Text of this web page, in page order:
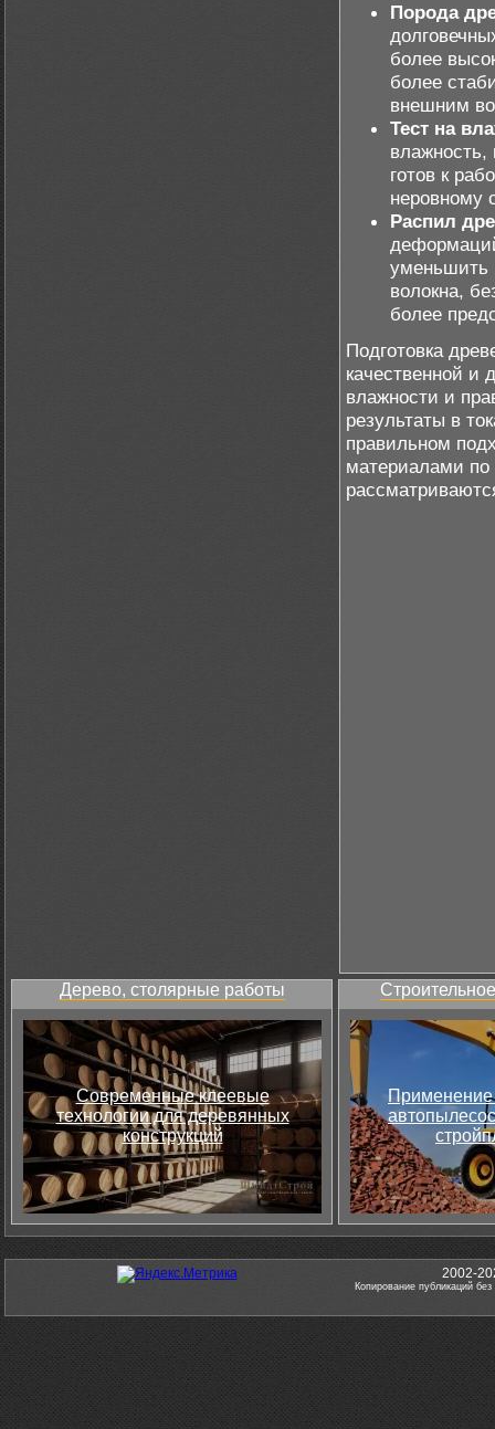
Порода
более
более
внешним
Тест на
влажность,
готов к
неровному
Распил
уменьшить
волокна,
более
Подготовка
качественной и
влажности и
результаты в
правильном
материалами по
Дерево, столярные работы
Современные клеевые
технологии для деревянных
конструкций
Применение
2002-
Копирование публикаций